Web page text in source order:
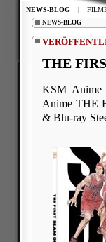
NEWS-BLOG |
NEWS-BLOG
THE
KSM Anime
Anime THE
& Blu-ray